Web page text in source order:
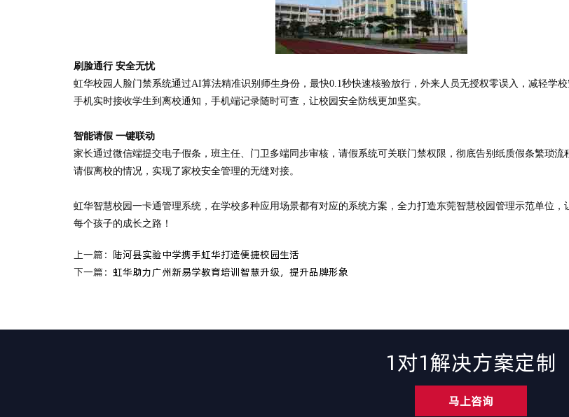
刷脸通行 安全无忧
虹华校园人脸门禁系统通过AI算法精准识别师生身份， 最快0.1秒快速核验放行，外来人员无授权零误入 ， 减轻学
手机实时接收学生到离校通知 ， 手机端记录随时可查，让校园安全防线更加坚实。
智能请假 一键联动
家长通过微信端提交电子假条，班主任、 门卫多端同步审核， 请假系统可关联门禁权限，彻底告别纸质假条繁琐流
请假离校的情况， 实现了家校安全管理的无缝对接。
虹华智慧校园一卡通管理系统，在学校多种应用场景都有对应的系统方案，全力打造东莞智慧校园管理示范单位，
每个孩子的成长之路！
上一篇： 陆河县实验中学携手虹华打造便捷校园生活
下一篇： 虹华助力广州新易学教育培训智慧升级，提升品牌形象
1对1解决方案定制
马上咨询